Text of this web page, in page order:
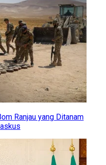
Ranjau yang Ditanam